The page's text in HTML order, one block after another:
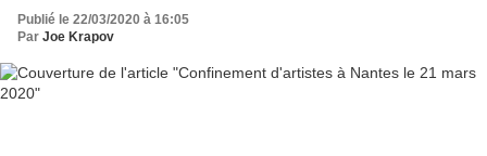
Publié le 22/03/2020 à 16:05
Par Joe Krapov